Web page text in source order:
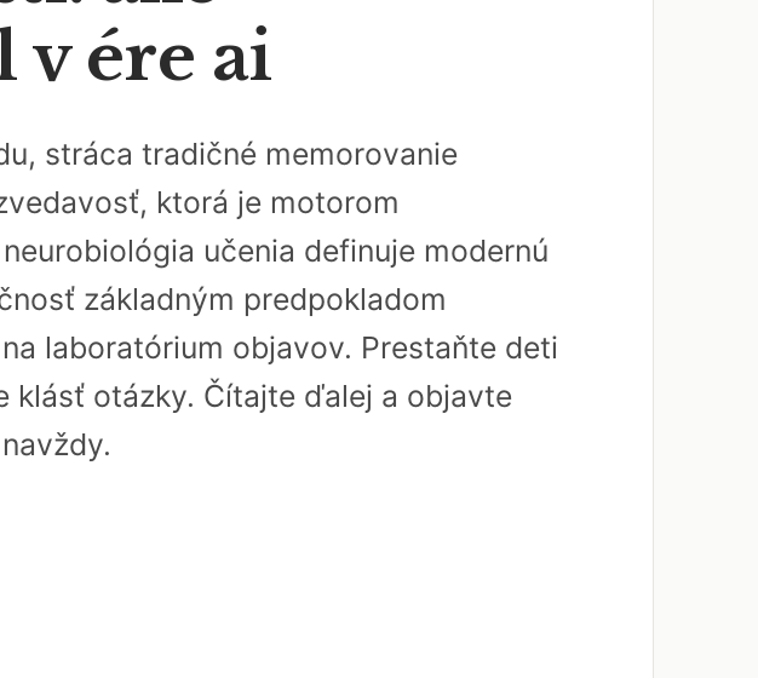
ére ai
stráca tradičné memorovanie
ktorá je motorom
učenia definuje modernú
základným predpokladom
laboratórium objavov. Prestaňte deti
klásť otázky. Čítajte ďalej a objavte